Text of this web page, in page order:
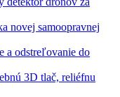
novej samoopravnej
a odstreľovanie do
3D tlač, reliéfnu